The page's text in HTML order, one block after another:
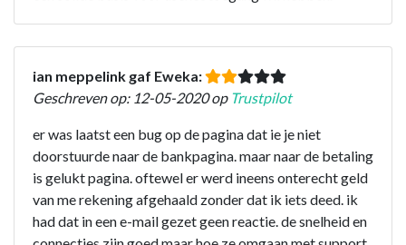
ian meppelink gaf Eweka:
Geschreven op: 12-05-2020 op Trustpilot
er was laatst een bug op de pagina dat ie je niet
doorstuurde naar de bankpagina. maar naar de betaling
is gelukt pagina. oftewel er werd ineens onterecht geld
van me rekening afgehaald zonder dat ik iets deed. ik
had dat in een e-mail gezet geen reactie. de snelheid en